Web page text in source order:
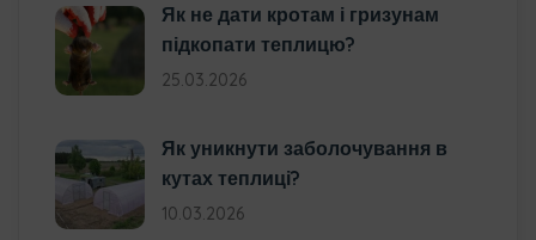
Як не дати кротам і гризунам
підкопати теплицю?
25.03.2026
Як уникнути заболочування в
кутах теплиці?
10.03.2026